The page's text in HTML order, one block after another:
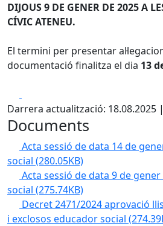
DIJOUS 9 DE GENER DE 2025 A
CÍVIC ATENEU.
El termini per presentar
documentació finalitza el dia 13
Darrera actualització: 18.08.2025
Documents
Acta sessió de data 14 de
social (280.05KB)
Acta sessió de data 9 de
social (275.74KB)
Decret 2471/2024 aprovació
i exclosos educador social